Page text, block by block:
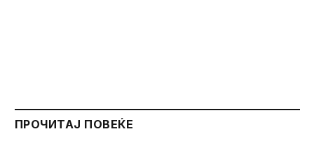
ПРОЧИТАЈ ПОВЕЌЕ